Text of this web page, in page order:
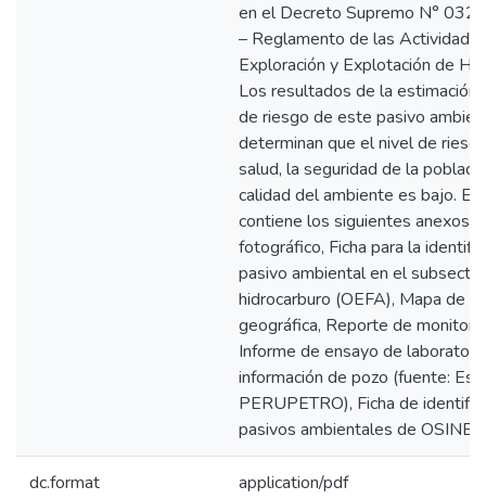
en el Decreto Supremo N°
– Reglamento de las
Exploración y Explotación de
Los resultados de la estimación
de riesgo de este pasivo
determinan que el nivel de
salud, la seguridad de la
calidad del ambiente es bajo. El
contiene los siguientes anexos:
fotográfico, Ficha para la
pasivo ambiental en el subsector
hidrocarburo (OEFA), Mapa de
geográfica, Reporte de
Informe de ensayo de
información de pozo (fuente:
PERUPETRO), Ficha de
pasivos ambientales de
dc.format application/pdf